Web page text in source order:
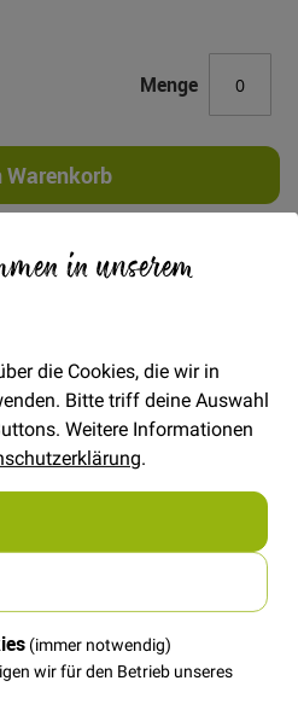
in unserem
die Cookies, die wir in
Bitte triff deine Auswahl
Weitere Informationen
.
(immer notwendig)
wir für den Betrieb unseres
Menge
Warenkorb
Jersey mit schwerem Fall
Handelsmarke des
Lenzing. Einige
werden aus reinem
bewirtschafteten Wäldern
hergestellt. Bei
Herkunft und das Produkt
Pflanzen bestehen.
sind biologisch